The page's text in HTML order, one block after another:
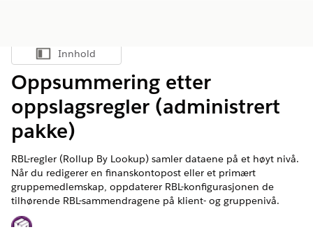
Vis innholdsfortegnelse
Innhold
Oppsummering etter
oppslagsregler (administrert
pakke)
RBL-regler (Rollup By Lookup) samler dataene på et høyt nivå.
Når du redigerer en finanskontopost eller et primært
gruppemedlemskap, oppdaterer RBL-konfigurasjonen de
tilhørende RBL-sammendragene på klient- og gruppenivå.